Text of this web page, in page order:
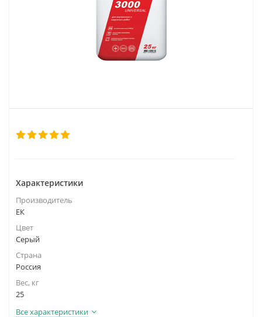
Характеристики
Производитель
ЕК
Цвет
Серый
Страна
Россия
Вес, кг
25
Все характеристики